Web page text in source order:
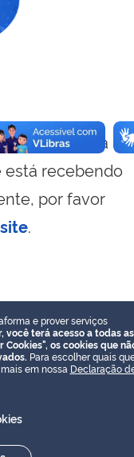
essa
está recebendo
por favor
.
e prover serviços
você terá acesso a todas as
os cookies que
Para escolher quais
em nossa Declaração